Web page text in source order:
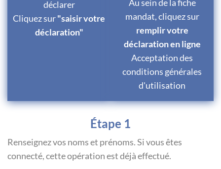
déclarer
Cliquez sur"saisir votre
déclaration"
Au sein de la fiche
mandat, cliquez sur
remplir votre
déclaration en ligne
Acceptation des
conditions générales
d'utilisation
Étape 1
Renseignez vos noms et prénoms. Si vous êtes
connecté, cette opération est déjà effectué.